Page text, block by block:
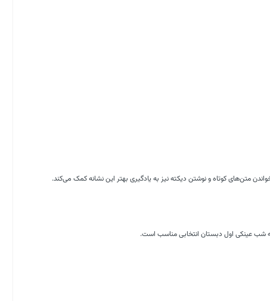
متن‌های کوتاه و نوشتن دیکته نیز به یادگیری بهتر این نشانه کمک می‌کند.
شب عینکی اول دبستان انتخابی مناسب است.